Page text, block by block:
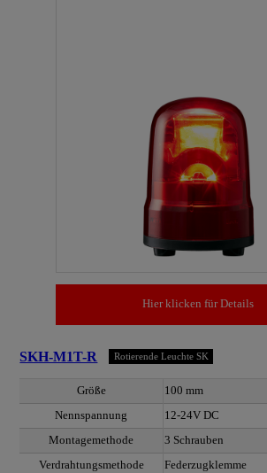
Hier klicken für Details
SKH-M1T-R Rotierende Leuchte SK
Größe
100 mm
Nennspannung
12-24V DC
Montagemethode
3 Schrauben
Verdrahtungsmethode
Federzugklemme